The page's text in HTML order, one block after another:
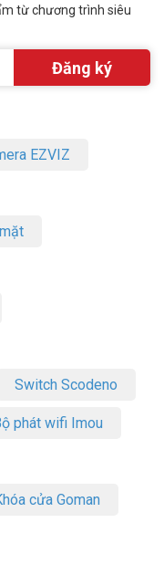
từ chương trình siêu
EZVIZ
Switch Scodeno
phát wifi Imou
cửa Goman